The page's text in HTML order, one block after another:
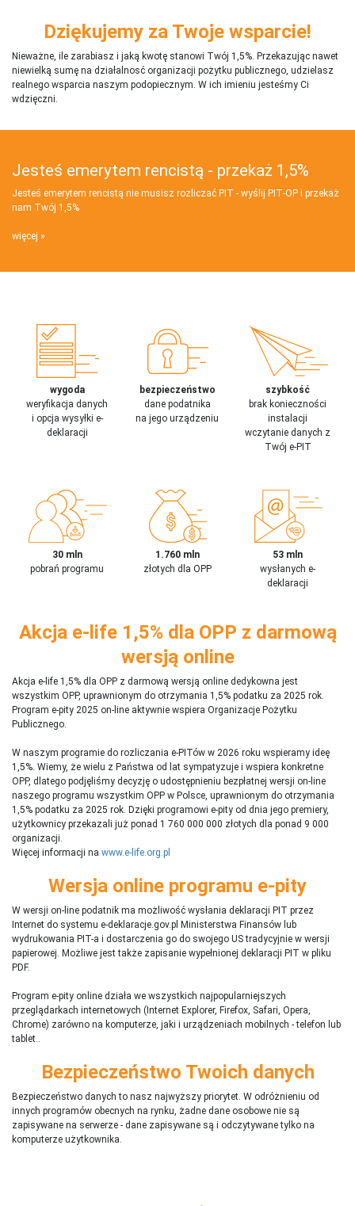
Dziękujemy za Twoje wsparcie!
Nieważne, ile zarabiasz i jaką kwotę stanowi Twój 1,5%. Przekazując nawet
niewielką sumę na działalnosć organizacji pożytku publicznego, udzielasz
realnego wsparcia naszym podopiecznym. W ich imieniu jesteśmy Ci
wdzięczni.
Jesteś emerytem rencistą - przekaż 1,5%
Jesteś emerytem rencistą nie musisz rozliczać PIT - wyślij PIT‑OP i przekaż
nam Twój 1,5%
więcej
wygoda
weryfikacja danych
i opcja wysyłki e-
deklaracji
bezpieczeństwo
dane podatnika
na jego urządzeniu
szybkość
brak konieczności
instalacji
wczytanie danych z
Twój e-PIT
30 mln
pobrań programu
1.760 mln
złotych dla OPP
53 mln
wysłanych e-
deklaracji
Akcja e-life 1,5% dla OPP z darmową
wersją online
Akcja e-life 1,5% dla OPP z darmową wersją online dedykowna jest
wszystkim OPP, uprawnionym do otrzymania 1,5% podatku za 2025 rok.
Program e-pity 2025 on-line aktywnie wspiera Organizacje Pożytku
Publicznego.
W naszym programie do rozliczania e-PITów w 2026 roku wspieramy ideę
1,5%. Wiemy, że wielu z Państwa od lat sympatyzuje i wspiera konkretne
OPP, dlatego podjęliśmy decyzję o udostępnieniu bezpłatnej wersji on-line
naszego programu wszystkim OPP w Polsce, uprawnionym do otrzymania
1,5% podatku za 2025 rok. Dzięki programowi e-pity od dnia jego premiery,
użytkownicy przekazali już ponad 1 760 000 000 złotych dla ponad 9 000
organizacji.
Więcej informacji na www.e-life.org.pl
Wersja online programu e-pity
W wersji on-line podatnik ma możliwość wysłania deklaracji PIT przez
Internet do systemu e-deklaracje.gov.pl Ministerstwa Finansów lub
wydrukowania PIT-a i dostarczenia go do swojego US tradycyjnie w wersji
papierowej. Możliwe jest także zapisanie wypełnionej deklaracji PIT w pliku
PDF.
Program e-pity online działa we wszystkich najpopularniejszych
przeglądarkach internetowych (Internet Explorer, Firefox, Safari, Opera,
Chrome) zarówno na komputerze, jaki i urządzeniach mobilnych - telefon lub
tablet..
Bezpieczeństwo Twoich danych
Bezpieczeństwo danych to nasz najwyższy priorytet. W odróżnieniu od
innych programów obecnych na rynku, żadne dane osobowe nie są
zapisywane na serwerze - dane zapisywane są i odczytywane tylko na
komputerze użytkownika.